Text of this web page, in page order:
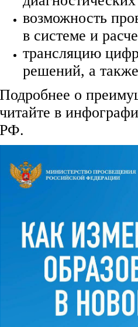
возможность
в системе и
трансляцию
решений, а
Подробнее о
читайте в
РФ.